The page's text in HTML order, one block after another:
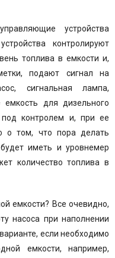
устройства
контролируют
топлива в емкости и,
подают сигнал на
сигнальная лампа,
для дизельного
контролем и, при ее
о том, что пора делать
иметь и уровнемер
количество топлива в
емкости? Все очевидно,
насоса при наполнении
если необходимо
емкости, например,